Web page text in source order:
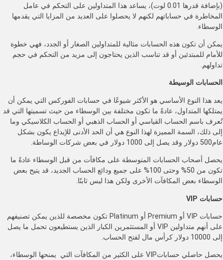
(بإضافة قدرها 0.01 لوت)، يساعد هذا المتداولين على التحكم في عامل
المخاطرة في حساباتهم لكنهم لا يحصلوا على العديد من المزايا التي يقدمها
الوسطاء.
يمكن أن تكون هذه الحسابات مثالية للمتداولين الصغار أو الجدد، فهي خطوة
للأمام للمبتدئين أو قد تناسب الذين يحتاجون إلى مزيد من التحكم في حجم
تداولهم.
الحسابات الوسيطة
يعد هذا النوع الأساسي هو الأكثر شيوعًا في حسابات الفوركس التي يمكن أن
يمتلكها المتداول، عادةً ما تكون مختلفة بين الوسطاء من حيث تسميتها التي قد
تُعرف باسم الحساب القياسي أو الحساب الذهبي أو الحساب الكلاسيكي وما
إلى ذلك، السمة المميزة لهذا النوع هي أن الحد الأدنى للإيداع يكون بشكل
عام500 دولار وقد يصل إلى 1000 دولار في بعض شركات الوساطة.
يحصل أصحاب الحسابات المتوسطة على مكافآت من قبل الوسطاء عادةً ما
تكون من 50% وحتى 100% على جميع ودائع الحساب الجديد، قد يتيح بعض
الوسطاء بعض المكافآت الأخرى ولكن هذا ليس ثابتًا.
حسابات VIP
حسابات VIP أو Premium أو Platinum تكون مخصصة للذين يمكن تصنيفهم
على أنهم متداولين VIP أو المستثمرين الكبار الذين يستطيعون تحمل ما يصل
إلى 10000 دولار كرأس مال لفتح الحساب.
يحصل حاصلي حساباتVIP على الكثير من المكافآت التي يمنحها الوسطاء،